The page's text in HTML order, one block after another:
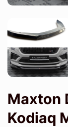
Maxton
Kodiaq